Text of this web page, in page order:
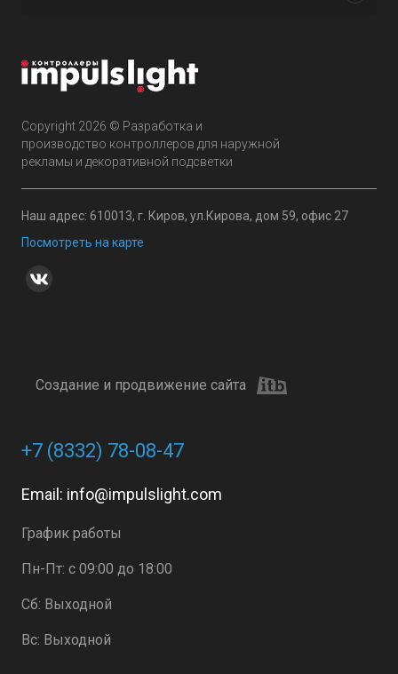
Copyright 2026 © Разработка и
производство контроллеров для наружной
рекламы и декоративной подсветки
Наш адрес: 610013, г. Киров, ул.Кирова, дом 59, офис 27
Посмотреть на карте
Создание и продвижение сайта
+7 (8332) 78-08-47
Email: info@impulslight.com
График работы
Пн-Пт: с 09:00 до 18:00
Сб: Выходной
Вс: Выходной